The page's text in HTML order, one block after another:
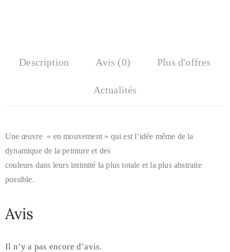
Description Avis (0) Plus d'offres
Actualités
Une œuvre « en mouvement » qui est l’idée même de la
dynamique de la peinture et des
couleurs dans leurs intimité la plus totale et la plus abstraite
possible.
Avis
Il n’y a pas encore d’avis.